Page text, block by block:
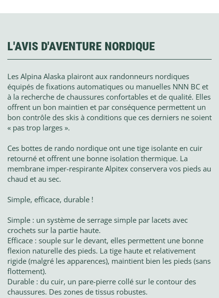
L'AVIS D'AVENTURE NORDIQUE
Les Alpina Alaska plairont aux randonneurs nordiques
équipés de fixations automatiques ou manuelles NNN BC et
à la recherche de chaussures confortables et de qualité. Elles
offrent un bon maintien et par conséquence permettent un
bon contrôle des skis à conditions que ces derniers ne soient
« pas trop larges ».
Ces bottes de rando nordique ont une tige isolante en cuir
retourné et offrent une bonne isolation thermique. La
membrane imper-respirante Alpitex conservera vos pieds au
chaud et au sec.
Simple, efficace, durable !
Simple : un système de serrage simple par lacets avec
crochets sur la partie haute.
Efficace : souple sur le devant, elles permettent une bonne
flexion naturelle des pieds. La tige haute et relativement
rigide (malgré les apparences), maintient bien les pieds (sans
flottement).
Durable : du cuir, un pare-pierre collé sur le contour des
chaussures. Des zones de tissus robustes.